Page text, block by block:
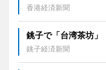
香港経済新聞
銚子で「台湾茶坊
銚子経済新聞